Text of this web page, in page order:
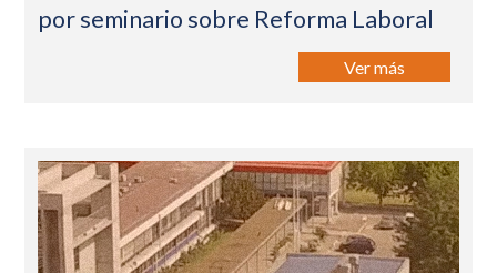
por seminario sobre Reforma Laboral
Ver más